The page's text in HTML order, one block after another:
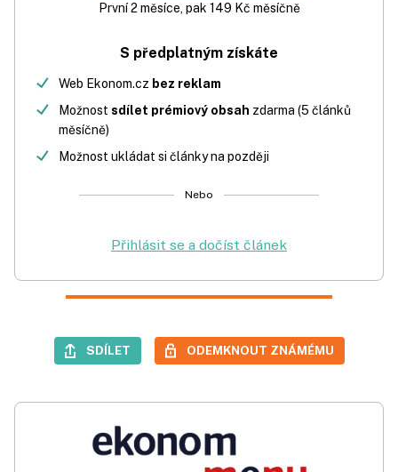
První 2 měsíce, pak 149 Kč měsíčně
S předplatným získáte
Web Ekonom.cz bez reklam
Možnost sdílet prémiový obsah zdarma (5 článků
měsíčně)
Možnost ukládat si články na později
Nebo
Přihlásit se a dočíst článek
SDÍLET ODEMKNOUT ZNÁMÉMU